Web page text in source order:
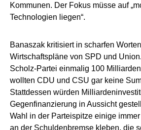
Kommunen. Der Fokus müsse auf
Technologien liegen“.
Banaszak kritisiert in scharfen
Wirtschaftspläne von SPD und
Scholz-Partei einmalig 100
wollten CDU und CSU gar keine
Stattdessen würden
Gegenfinanzierung in Aussicht
Wahl in der Parteispitze einige
an der Schuldenbremse kleben, die